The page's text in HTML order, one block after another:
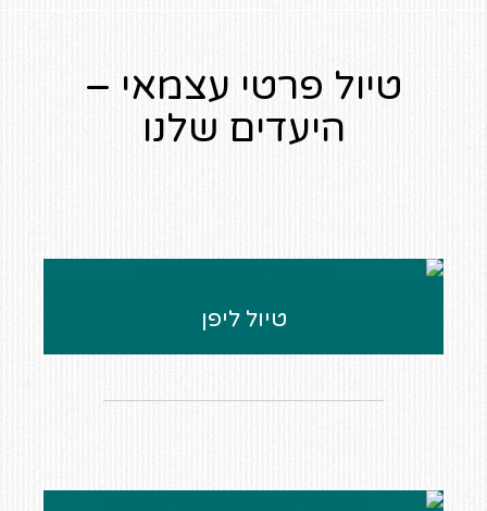
טיול פרטי עצמאי –
היעדים שלנו
טיול ליפן